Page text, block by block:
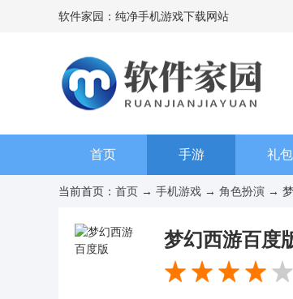
软件家园：纯净手机游戏下载网站
首页 手游 礼包
当前首页： 首页 → 手机游戏 → 角色扮演 →
梦幻西游百度